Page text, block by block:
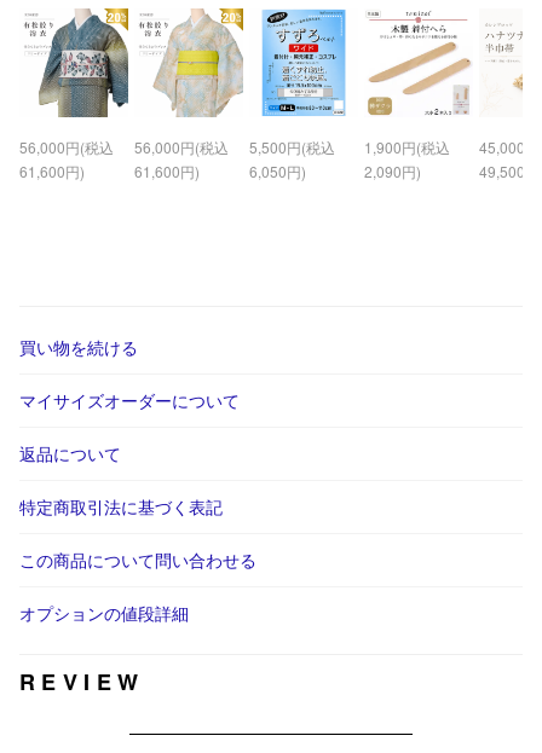
56,000円(税込
61,600円)
56,000円(税込
61,600円)
5,500円(税込
6,050円)
1,900円(税込
2,090円)
45,000
49,500
買い物を続ける
マイサイズオーダーについて
返品について
特定商取引法に基づく表記
この商品について問い合わせる
オプションの値段詳細
REVIEW